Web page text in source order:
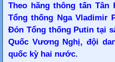
Theo hãng thông tấn Tân
Tổng thống Nga Vladimir
Đón Tổng thống Putin tại
Quốc Vương Nghị, đội
quốc kỳ hai nước.